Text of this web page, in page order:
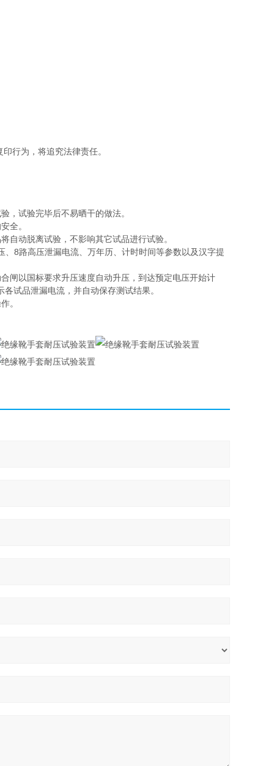
行为，将追究法律责任。
，试验完毕后不易晒干的做法。
全。
自动脱离试验，不影响其它试品进行试验。
8路高压泄漏电流、万年历、计时时间等参数以及汉字提
闸以国标要求升压速度自动升压，到达预定电压开始计
试品泄漏电流，并自动保存测试结果。
。